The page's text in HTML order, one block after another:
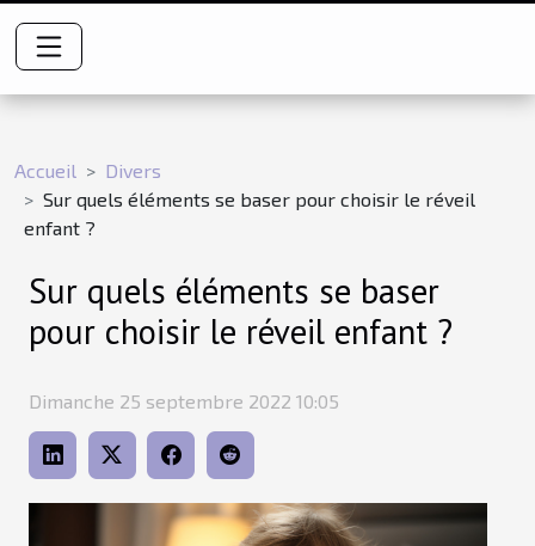
Accueil
Divers
Sur quels éléments se baser pour choisir le réveil
enfant ?
Sur quels éléments se baser
pour choisir le réveil enfant ?
Dimanche 25 septembre 2022 10:05